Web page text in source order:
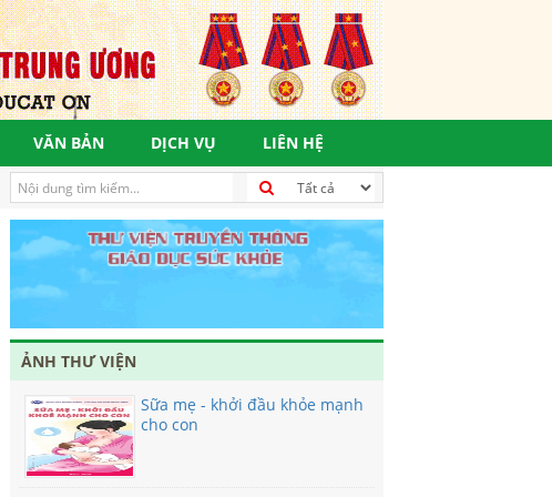
VĂN BẢN DỊCH VỤ LIÊN HỆ
ẢNH THƯ VIỆN
Sữa mẹ - khởi đầu khỏe mạnh
cho con